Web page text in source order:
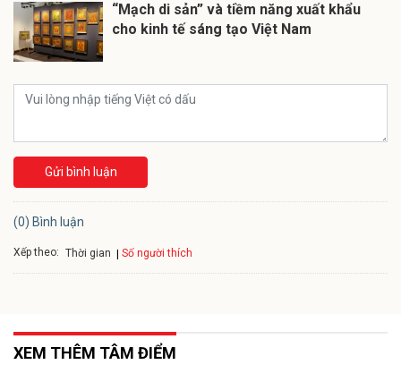
“Mạch di sản” và tiềm năng xuất khẩu
cho kinh tế sáng tạo Việt Nam
Gửi bình luận
(0) Bình luận
Xếp theo: Thời gian Số người thích
XEM THÊM TÂM ĐIỂM